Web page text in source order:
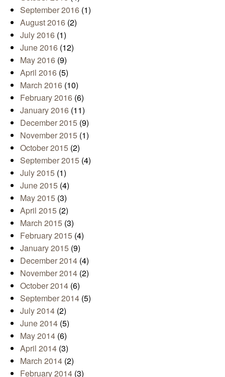
September 2016 (1)
August 2016 (2)
July 2016 (1)
June 2016 (12)
May 2016 (9)
April 2016 (5)
March 2016 (10)
February 2016 (6)
January 2016 (11)
December 2015 (9)
November 2015 (1)
October 2015 (2)
September 2015 (4)
July 2015 (1)
June 2015 (4)
May 2015 (3)
April 2015 (2)
March 2015 (3)
February 2015 (4)
January 2015 (9)
December 2014 (4)
November 2014 (2)
October 2014 (6)
September 2014 (5)
July 2014 (2)
June 2014 (5)
May 2014 (6)
April 2014 (3)
March 2014 (2)
February 2014 (3)